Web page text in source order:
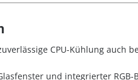
CPU-Kühlung auch
und integrierter